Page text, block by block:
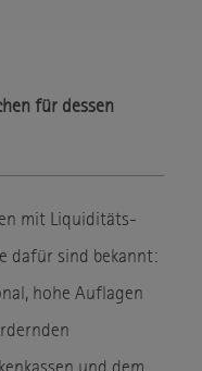
für dessen
mit Liquiditäts-
dafür sind bekannt:
hohe Auflagen
und dem